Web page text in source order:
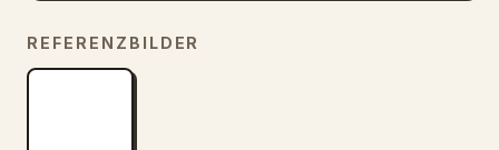
"}},{"number":2,"title":"Schrittweise
Optimierung für bessere Ergebnisse","cards":
REFERENZBILDER